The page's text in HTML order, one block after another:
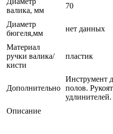
валика, мм
70
Диаметр
бюгеля,мм
нет данных
Материал
ручки валика/
кисти
пластик
Дополнительно
Инструмент
полов.
удлинителей.
Описание